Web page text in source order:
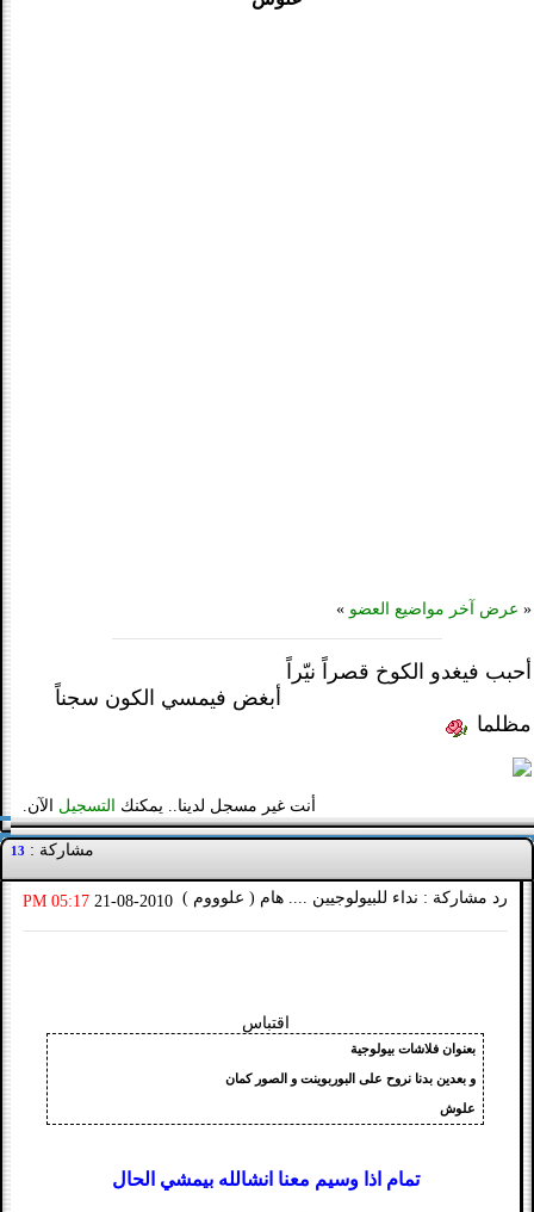
« عرض آخر مواضيع العضو »
أحبب فيغدو الكوخ قصراً نيّراً
أبغض فيمسي الكون سجناً
مظلما
أنت غير مسجل لدينا.. يمكنك التسجيل الآن.
مشاركة : 13
رد مشاركة : نداء للبيولوجيين .... هام ( علوووم ) 21-08-2010
05:17 PM
اقتباس
بعنوان فلاشات بيولوجية
و بعدين بدنا نروح على البوربوينت و الصور كمان
علوش
تمام اذا وسيم معنا انشالله بيمشي الحال